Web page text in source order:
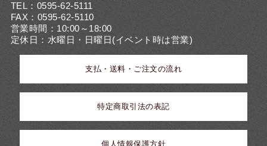
TEL：0595-62-5111
FAX：0595-62-5110
営業時間：10:00～18:00
定休日：水曜日・日曜日(イベント時は営業)
支払・送料・ご注文の流れ
特定商取引法の表記
個人情報保護方針